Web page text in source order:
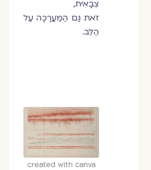
צְבָאִית,
זֹאת גַּם הַמַּעֲרָכָה עַל
הַלֵּב.
created with canva